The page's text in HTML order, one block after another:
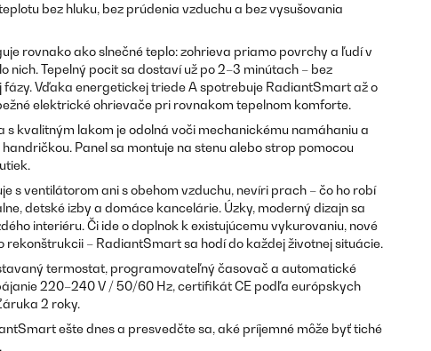
bez hluku, bez prúdenia vzduchu a bez vysušovania
rovnako ako slnečné teplo: zohrieva priamo povrchy a ľudí v
nich. Tepelný pocit sa dostaví už po 2–3 minútach – bez
Vďaka energetickej triede A spotrebuje RadiantSmart až o
elektrické ohrievače pri rovnakom tepelnom komforte.
s kvalitným lakom je odolná voči mechanickému namáhaniu a
Panel sa montuje na stenu alebo strop pomocou
s ventilátorom ani s obehom vzduchu, nevíri prach – čo ho robí
detské izby a domáce kancelárie. Úzky, moderný dizajn sa
interiéru. Či ide o doplnok k existujúcemu vykurovaniu, nové
rekonštrukcii – RadiantSmart sa hodí do každej životnej situácie.
termostat, programovateľný časovač a automatické
220–240 V / 50/60 Hz, certifikát CE podľa európskych
2 roky.
ešte dnes a presvedčte sa, aké príjemné môže byť tiché